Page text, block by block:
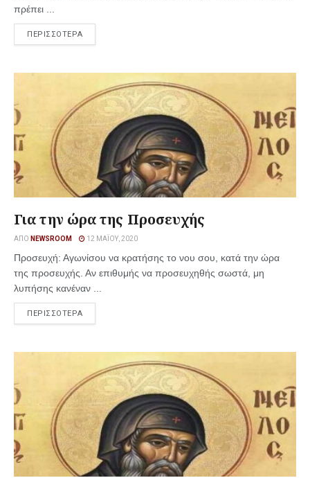
πρέπει ...
ΠΕΡΙΣΣΟΤΕΡΑ
Για την ώρα της Προσευχής
ΑΠΌ NEWSROOM 12 ΜΑΪ́ΟΥ, 2020
Προσευχή: Αγωνίσου να κρατήσης το νου σου, κατά την ώρα
της προσευχής. Αν επιθυμής να προσευχηθής σωστά, μη
λυπήσης κανέναν ...
ΠΕΡΙΣΣΟΤΕΡΑ